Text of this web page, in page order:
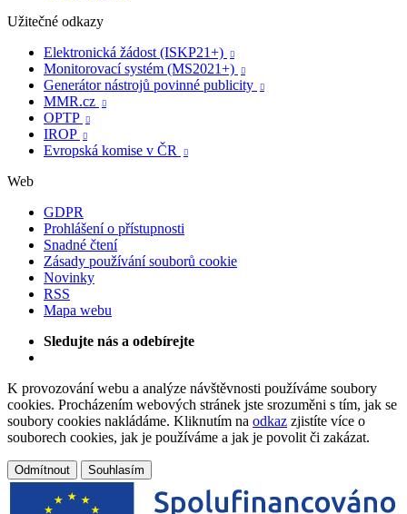
Užitečné odkazy
Elektronická žádost (ISKP21+)

Monitorovací systém (MS2021+) 
Generátor nástrojů povinné publicity 
MMR.cz 
OPTP 
IROP 
Evropská komise v ČR 
Web
GDPR
Prohlášení o přístupnosti
Snadné čtení
Zásady používání souborů cookie
Novinky
RSS
Mapa webu
Sledujte nás a odebírejte
K provozování webu a analýze návštěvnosti používáme soubory
cookies. Procházením webových stránek jste srozuměni s tím, jak se
soubory cookies nakládáme. Kliknutím na odkaz zjistíte více o
souborech cookies, jak je používáme a jak je povolit či zakázat.
Odmítnout Souhlasím